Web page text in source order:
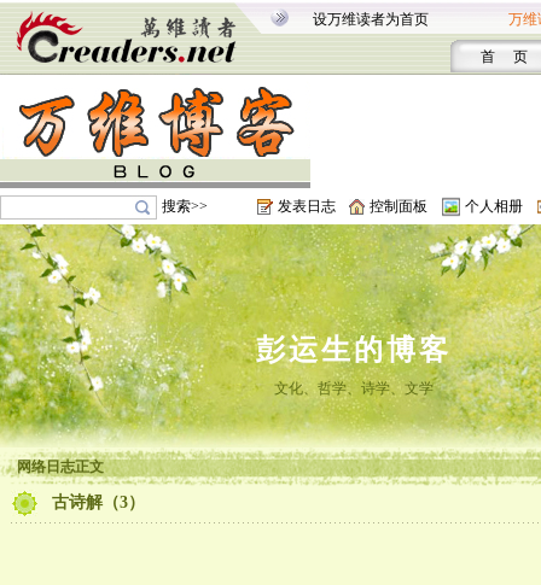
设万维读者为首页 万维
首 页
搜索>> 发表日志 控制面板 个人相册
彭运生的博客
文化、哲学、诗学、文学
网络日志正文
古诗解（3）